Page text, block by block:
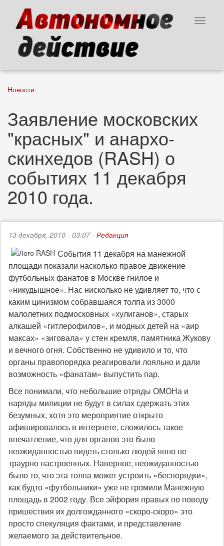
основному
содержанию
Toggle
Новости
Заявление московских
"красных" и анархо-
скинхедов (RASH) о
событиях 11 декабря
2010 года.
13 декабря, 2010 - 03:07 - Редакция
События 11 декабря на манежной
площади показали насколько правое движение
футбольных фанатов в Москве гнилое и
«никудышное». Нас нисколько не удивляет то, что с
каким цинизмом собравшаяся толпа из 3000
малолетних подмосковных «хулиганов», старых
алкашей «гитлерофилов», и модных детей на «аир
максах» «зиговала» у стен кремля, памятника Жукову
и вечного огня. Собственно не удивило и то, что
органы правопорядка реагировали лояльно и дали
возможность «фанатам» выпустить пар.
Все понимали, что небольшие отряды ОМОНа и
наряды милиции не будут в силах сдержать этих
безумных, хотя это мероприятие открыто
афишировалось в интернете, сложилось такое
впечатление, что для органов это было
неожиданностью видеть столько людей явно не
траурно настроенных. Наверное, неожиданностью
было то, что эта толпа может устроить «беспорядки»,
как будто «футбольники» уже не громили Манежную
площадь в 2002 году. Все эйфория правых по поводу
пришествия их долгожданного «скоро-скоро» это
просто спекуляция фактами, и представление
желаемого за действительное.